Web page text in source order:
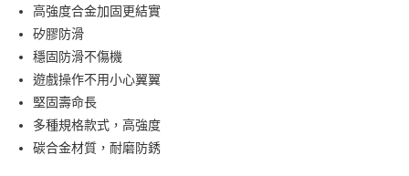
每筆NT$80，滿NT$490(含以上)免運費
高強度合金加固更結實
矽膠防滑
穩固防滑不傷機
遊戲操作不用小心翼翼
堅固壽命長
多種規格款式，高強度
碳合金材質，耐磨防銹